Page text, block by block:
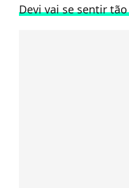
Devi vai se sentir